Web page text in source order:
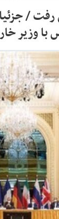
رفت /
وزیر